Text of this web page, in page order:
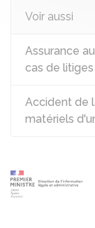
Voir aussi
Assurance
cas de
Accident de
matériels